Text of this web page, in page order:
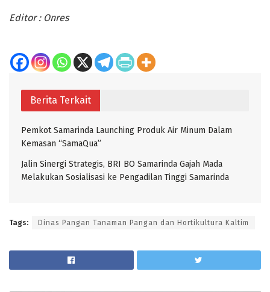
Editor : Onres
Berita Terkait
Pemkot Samarinda Launching Produk Air Minum Dalam
Kemasan “SamaQua”
Jalin Sinergi Strategis, BRI BO Samarinda Gajah Mada
Melakukan Sosialisasi ke Pengadilan Tinggi Samarinda
Tags: Dinas Pangan Tanaman Pangan dan Hortikultura Kaltim